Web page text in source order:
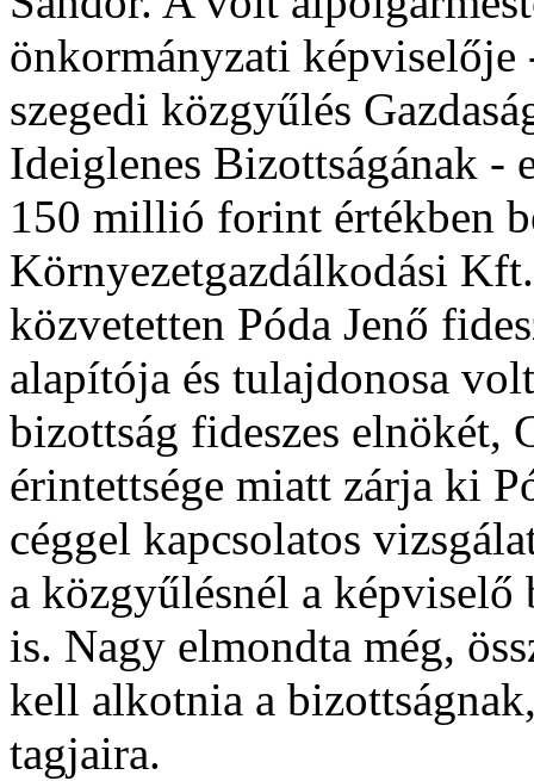
önkormányzati képviselője
szegedi közgyűlés
Ideiglenes Bizottságának -
150 millió forint értékben
Környezetgazdálkodási
közvetetten Póda Jenő
alapítója és tulajdonosa
bizottság fideszes elnökét,
érintettsége miatt zárja ki
céggel kapcsolatos
a közgyűlésnél a
is. Nagy elmondta még,
kell alkotnia a
tagjaira.